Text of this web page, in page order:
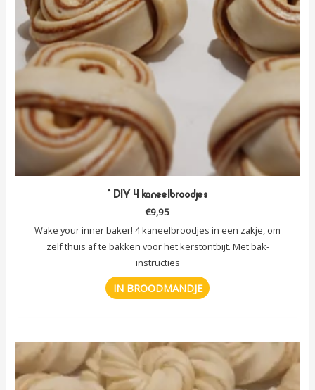
* DIY 4 kaneelbroodjes
€9,95
Wake your inner baker! 4 kaneelbroodjes in een zakje, om
zelf thuis af te bakken voor het kerstontbijt. Met bak-
instructies
IN BROODMANDJE